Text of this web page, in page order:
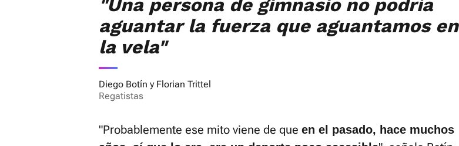
aguantar la fuerza que aguantamos en
la vela"
Diego Botín y Florian Trittel
Regatistas
"Probablemente ese mito viene de que en el pasado, hace muchos